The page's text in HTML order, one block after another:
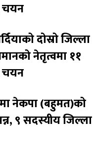
चयन
दोस्रो जिल्ला
नेतृत्वमा ११
चयन
नेकपा (बहुमत)को
९ सदस्यीय जिल्ला